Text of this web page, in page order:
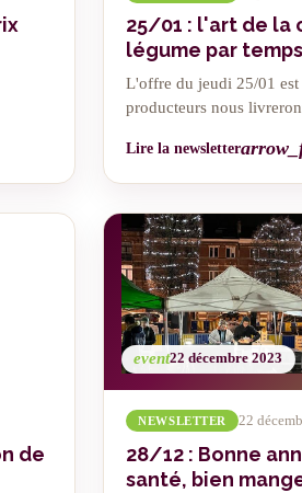
25/01 : l'art de la
légume par
L'offre du jeudi 25/01
producteurs nous
Lire la newsletter
de
event22 décembre 2023
NEWSLETTER 22
28/12 : Bonne
santé, bien